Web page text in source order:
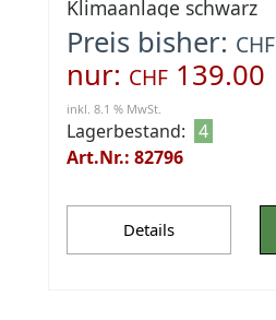
Klimaanlage schwarz
Preis bisher: CHF
nur: CHF 139.00
inkl. 8.1 % MwSt.
Lagerbestand: 4
Art.Nr.: 82796
Details